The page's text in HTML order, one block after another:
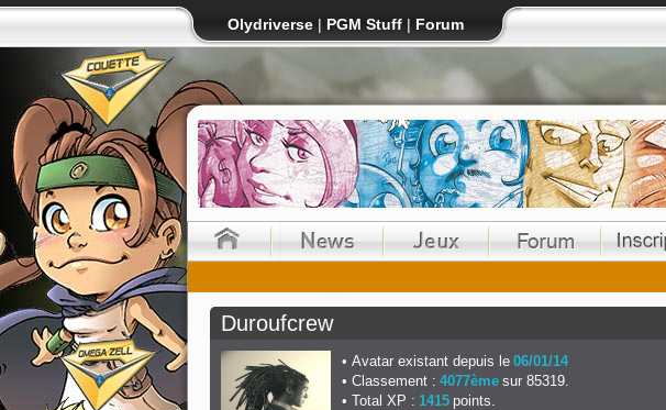
Olydriverse | PGM Stuff | Forum
Duroufcrew
Avatar existant depuis le 06/01/14
Classement : 4077ème sur 85319.
Total XP : 1415 points.